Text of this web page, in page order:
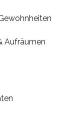
Aufräumen